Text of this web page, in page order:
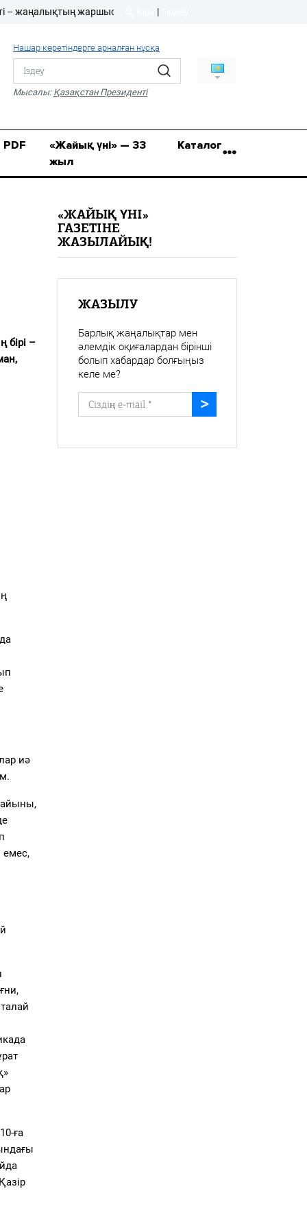
8 (7112) 50-86-31
Қ.Жұмағалиев (Фрунзе)
жаршысы! |
Нашар көретіндерге арналған нұсқа
Мысалы: Қазақстан Президенті
PDF
«Жайық үні» — 33
жыл
Каталог
бірі –
иә
емес,
ғни,
ға
«ЖАЙЫҚ ҮНІ»
ГАЗЕТІНЕ
ЖАЗЫЛАЙЫҚ!
ЖАЗЫЛУ
Барлық жаңалықтар мен
әлемдік оқиғалардан бірінші
болып хабардар болғыңыз
келе ме?